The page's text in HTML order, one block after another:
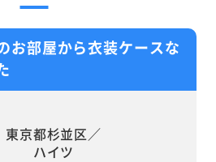
お部屋から衣装ケースな
東京都杉並区／
ハイツ